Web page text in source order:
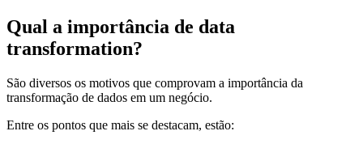
Qual a importância de data
transformation?
São diversos os motivos que comprovam a importância da
transformação de dados em um negócio.
Entre os pontos que mais se destacam, estão: